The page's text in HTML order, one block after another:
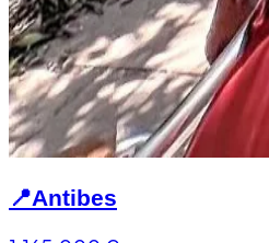
📍Antibes